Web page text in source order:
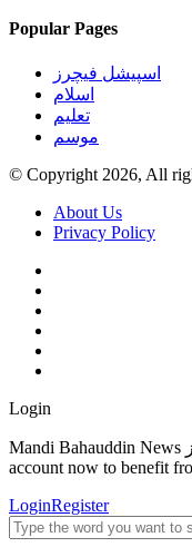
Popular Pages
اسپیشل فیچرز
اسلام
تعلیم
موسم
© Copyright 2026, All
About Us
Privacy Policy
Login
Mandi Bahauddin News منڈی بہاءالدین نیوز Log in or create an
account now to benefit
LoginRegister